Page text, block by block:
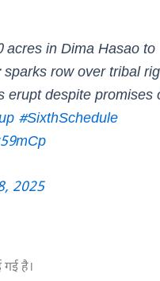
in Dima Hasao to
row over tribal
erupt despite promises
#SixthSchedule
2025
गई है।